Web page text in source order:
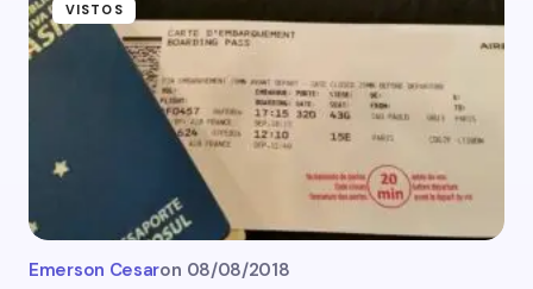
VISTOS
Emerson Cesaron 08/08/2018